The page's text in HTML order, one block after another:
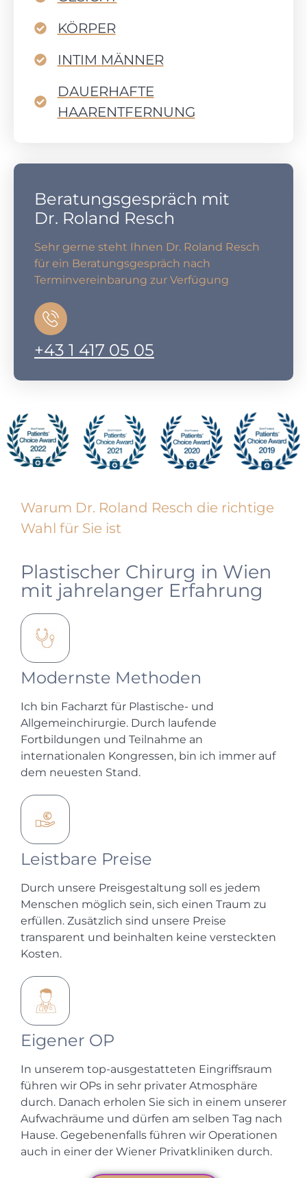
KÖRPER
INTIM MÄNNER
DAUERHAFTE
HAARENTFERNUNG
Beratungsgespräch mit
Dr. Roland Resch
Sehr gerne steht Ihnen Dr. Roland Resch
für ein Beratungsgespräch nach
Terminvereinbarung zur Verfügung
+43 1 417 05 05
Warum Dr. Roland Resch die richtige
Wahl für Sie ist
Plastischer Chirurg in Wien
mit jahrelanger Erfahrung
Modernste Methoden
Ich bin Facharzt für Plastische- und
Allgemeinchirurgie. Durch laufende
Fortbildungen und Teilnahme an
internationalen Kongressen, bin ich immer auf
dem neuesten Stand.
Leistbare Preise
Durch unsere Preisgestaltung soll es jedem
Menschen möglich sein, sich einen Traum zu
erfüllen. Zusätzlich sind unsere Preise
transparent und beinhalten keine versteckten
Kosten.
Eigener OP
In unserem top-ausgestatteten Eingriffsraum
führen wir OPs in sehr privater Atmosphäre
durch. Danach erholen Sie sich in einem unserer
Aufwachräume und dürfen am selben Tag nach
Hause. Gegebenenfalls führen wir Operationen
auch in einer der Wiener Privatkliniken durch.